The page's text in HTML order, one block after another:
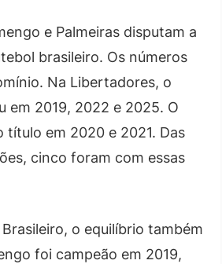
e Palmeiras disputam a
brasileiro. Os números
Na Libertadores, o
em 2019, 2022 e 2025. O
título em 2020 e 2021. Das
cinco foram com essas
o equilíbrio também
foi campeão em 2019,